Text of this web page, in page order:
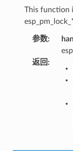
This function
参数:
返回 :